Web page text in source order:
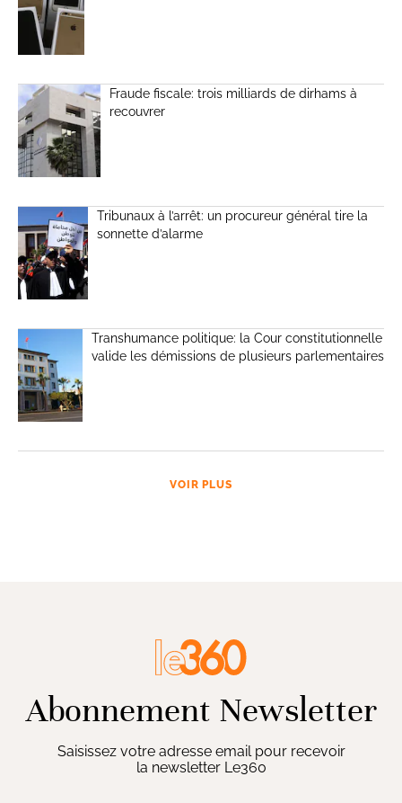
Fraude fiscale: trois milliards de dirhams à
recouvrer
Tribunaux à l’arrêt: un procureur général tire la
sonnette d’alarme
Transhumance politique: la Cour constitutionnelle
valide les démissions de plusieurs parlementaires
VOIR PLUS
Abonnement Newsletter
Saisissez votre adresse email pour recevoir
la newsletter Le360